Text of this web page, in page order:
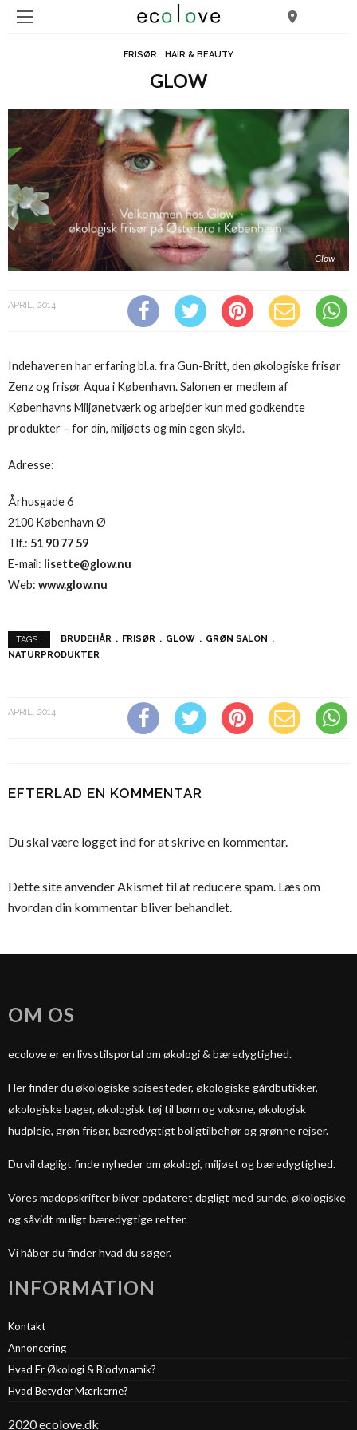
FRISØR HAIR & BEAUTY
GLOW
Glow
APRIL, 2014
Indehaveren har erfaring bl.a. fra Gun-Britt, den økologiske frisør
Zenz og frisør Aqua i København. Salonen er medlem af
Københavns Miljønetværk og arbejder kun med godkendte
produkter – for din, miljøets og min egen skyld.
Adresse:
Århusgade 6
2100 København Ø
Tlf.: 51 90 77 59
E-mail: lisette@glow.nu
Web: www.glow.nu
TAGS : BRUDEHÅR FRISØR GLOW
GRØN SALON
NATURPRODUKTER
APRIL, 2014
EFTERLAD EN KOMMENTAR
Du skal være logget indfor at skrive en kommentar.
Dette site anvender Akismet til at reducere spam. Læs om
hvordan din kommentar bliver behandlet.
OM OS
ecolove er en livsstilsportal om økologi & bæredygtighed.
Her finder du økologiske spisesteder, økologiske gårdbutikker,
økologiske bager, økologisk tøj til børn og voksne, økologisk
hudpleje, grøn frisør, bæredygtigt boligtilbehør og grønne rejser.
Du vil dagligt finde nyheder om økologi, miljøet og bæredygtighed.
Vores madopskrifter bliver opdateret dagligt med sunde, økologiske
og såvidt muligt bæredygtige retter.
Vi håber du finder hvad du søger.
INFORMATION
Kontakt
Annoncering
Hvad Er Økologi & Biodynamik?
Hvad Betyder Mærkerne?
2020 ecolove.dk